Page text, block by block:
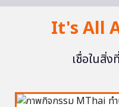
It's All
เชื่อในสิ่ง